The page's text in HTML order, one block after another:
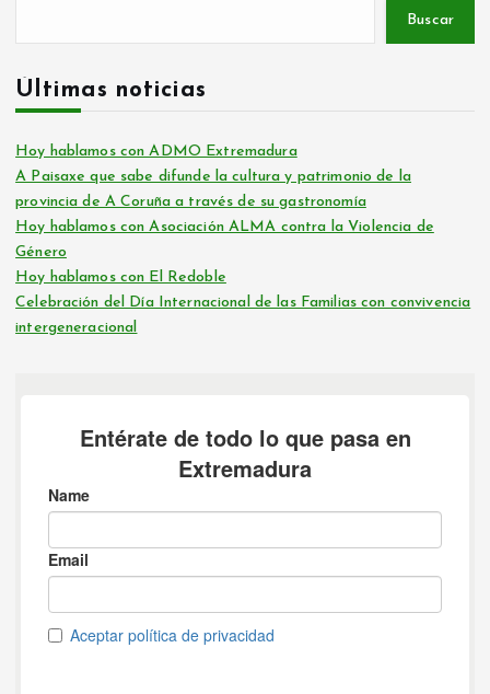
Buscar
Últimas noticias
Hoy hablamos con ADMO Extremadura
A Paisaxe que sabe difunde la cultura y patrimonio de la
provincia de A Coruña a través de su gastronomía
Hoy hablamos con Asociación ALMA contra la Violencia de
Género
Hoy hablamos con El Redoble
Celebración del Día Internacional de las Familias con convivencia
intergeneracional